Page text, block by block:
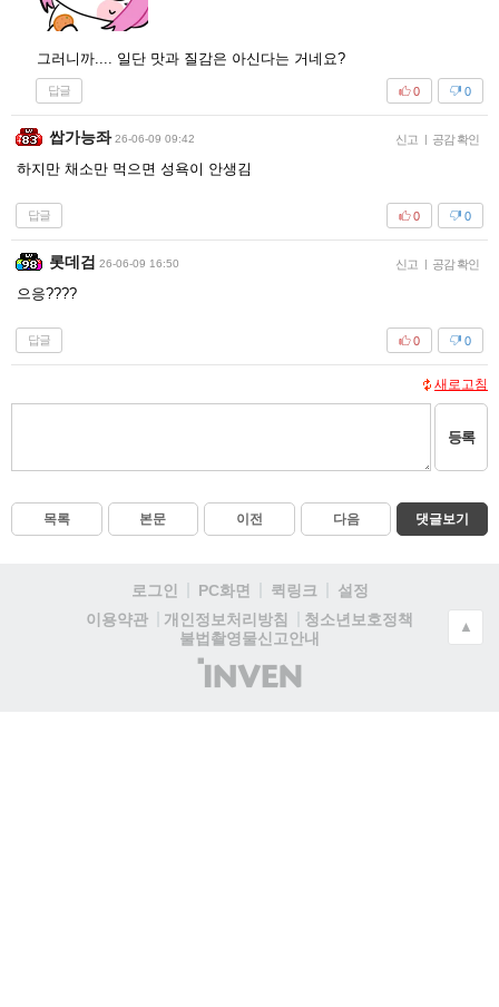
그러니까.... 일단 맛과 질감은 아신다는 거네요?
답글 0
0
쌉가능좌 26-06-09 09:42 신고 | 공감 확인
하지만 채소만 먹으면 성욕이 안생김
답글 0
0
롯데검 26-06-09 16:50 신고 | 공감 확인
으응????
답글 0
0
새로고침
등록
목록 본문 이전 다음 댓글보기
로그인 PC화면 퀵링크
설정
이용약관
개인정보처리방침
청소년보호정책
불법촬영물신고안내
(주)
인
▲